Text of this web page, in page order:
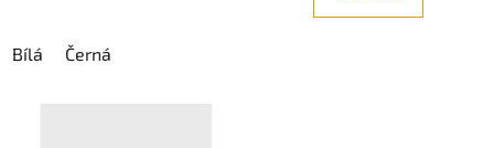
Bílá Černá